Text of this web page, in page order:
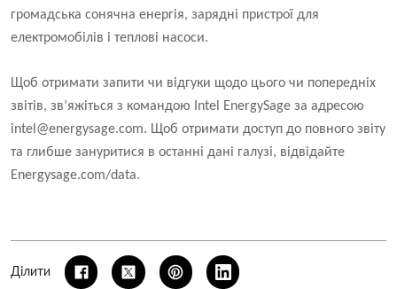
громадська сонячна енергія, зарядні пристрої для
електромобілів і теплові насоси.
Щоб отримати запити чи відгуки щодо цього чи попередніх
звітів, зв’яжіться з командою Intel EnergySage за адресою
intel@energysage.com. Щоб отримати доступ до повного звіту
та глибше зануритися в останні дані галузі, відвідайте
Energysage.com/data.
Ділити